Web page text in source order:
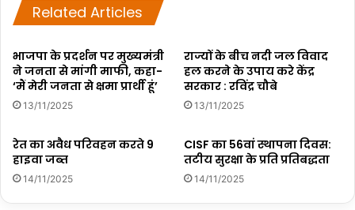
Related Articles
भाजपा के प्रदर्शन पर मुख्यमंत्री
ने जनता से मांगी माफी, कहा-
‘मैं मेरी जनता से क्षमा प्रार्थी हूं’
13/11/2025
राज्यों के बीच नदी जल विवाद
हल करने के उपाय करे केंद्र
सरकार : रविंद्र चौबे
13/11/2025
रेत का अवैध परिवहन करते 9
हाइवा जब्त
14/11/2025
CISF का 56वां स्थापना दिवस:
तटीय सुरक्षा के प्रति प्रतिबद्धता
14/11/2025